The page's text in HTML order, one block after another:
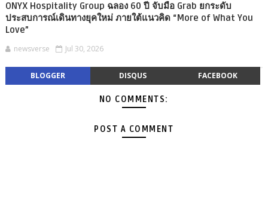
ONYX Hospitality Group ฉลอง 60 ปี จับมือ Grab ยกระดับ
ประสบการณ์เดินทางยุคใหม่ ภายใต้แนวคิด “More of What You
Love”
newsverse Jul 30, 2026
BLOGGER DISQUS FACEBOOK
NO COMMENTS:
POST A COMMENT